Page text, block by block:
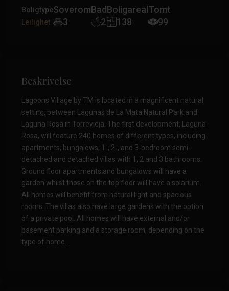
Boligtype
Leilighet
Soverom
3
Bad
2
Boligareal
138
Tomt
99
Beskrivelse
Lagoons Village by TM is located in a magnificent natural
setting, between Lagunas de La Mata Natural Park and
Laguna Rosa in Torrevieja. The first development, Laguna
Rosa, will feature 240 homes of different types, including
apartments, bungalows, 1-, 2-, and 3-bedroom semi-
detached and detached villas with 1, 2 and 3 bathrooms.
Ground floor apartments and bungalows will have a
garden whilst those on the top floor will have a solarium.
All homes will benefit from natural light and spacious
rooms. The villas also have large gardens with the option
of a private pool. All homes will have external and/or
basement parking and a storage room, depending on the
type of home.